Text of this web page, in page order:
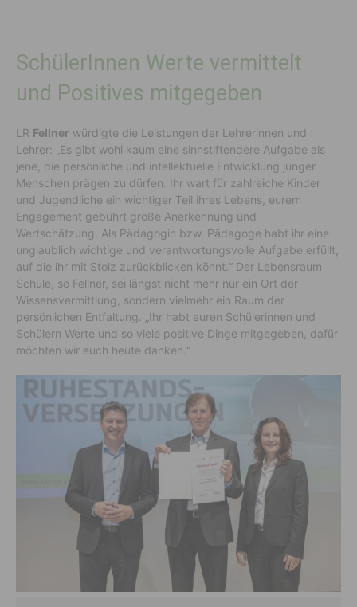
SchülerInnen Werte vermittelt
und Positives mitgegeben
LR Fellner würdigte die Leistungen der Lehrerinnen und
Lehrer: „Es gibt wohl kaum eine sinnstiftendere Aufgabe als
jene, die persönliche und intellektuelle Entwicklung junger
Menschen prägen zu dürfen. Ihr wart für zahlreiche Kinder
und Jugendliche ein wichtiger Teil ihres Lebens, eurem
Engagement gebührt große Anerkennung und
Wertschätzung. Als Pädagogin bzw. Pädagoge habt ihr eine
unglaublich wichtige und verantwortungsvolle Aufgabe erfüllt,
auf die ihr mit Stolz zurückblicken könnt.“ Der Lebensraum
Schule, so Fellner, sei längst nicht mehr nur ein Ort der
Wissensvermittlung, sondern vielmehr ein Raum der
persönlichen Entfaltung. „Ihr habt euren Schülerinnen und
Schülern Werte und so viele positive Dinge mitgegeben, dafür
möchten wir euch heute danken.“